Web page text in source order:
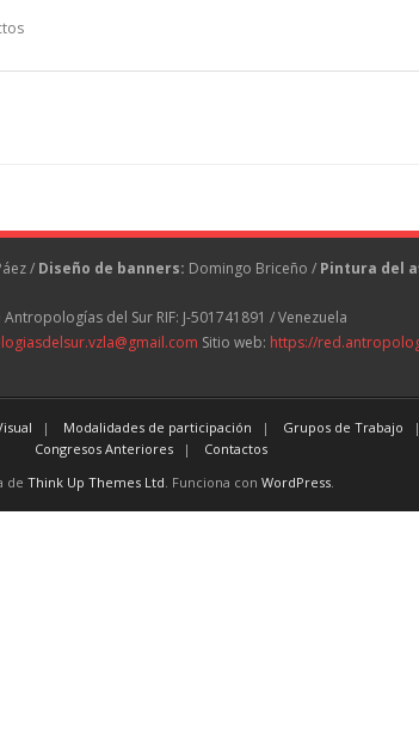
/ Diseño de banners: Domingo Briceño / Pintura del
Antropologías del Sur RIF: J-501741891 / Venezuela
Sitio web: https://
Modalidades de participación Grupos de Trabajo
Congresos Anteriores
Contactos
de Think Up Themes Ltd. Funciona con WordPress.